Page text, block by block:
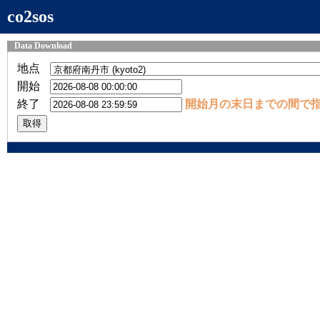
co2sos
Data Download
地点
開始
終了
開始月の末日までの間で